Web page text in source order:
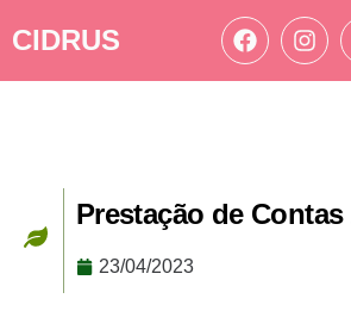
CIDRUS
Prestação de Contas
23/04/2023